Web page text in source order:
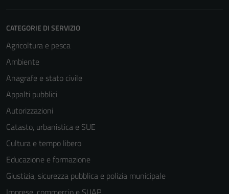
CATEGORIE DI SERVIZIO
Agricoltura e pesca
Ambiente
Anagrafe e stato civile
Appalti pubblici
Autorizzazioni
Catasto, urbanistica e SUE
Cultura e tempo libero
Educazione e formazione
Giustizia, sicurezza pubblica e polizia municipale